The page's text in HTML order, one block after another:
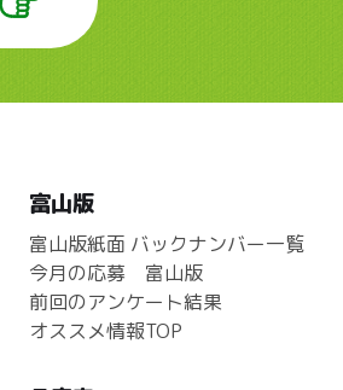
富山版
富山版紙面 バックナンバー一覧
今月の応募 富山版
前回のアンケート結果
オススメ情報TOP